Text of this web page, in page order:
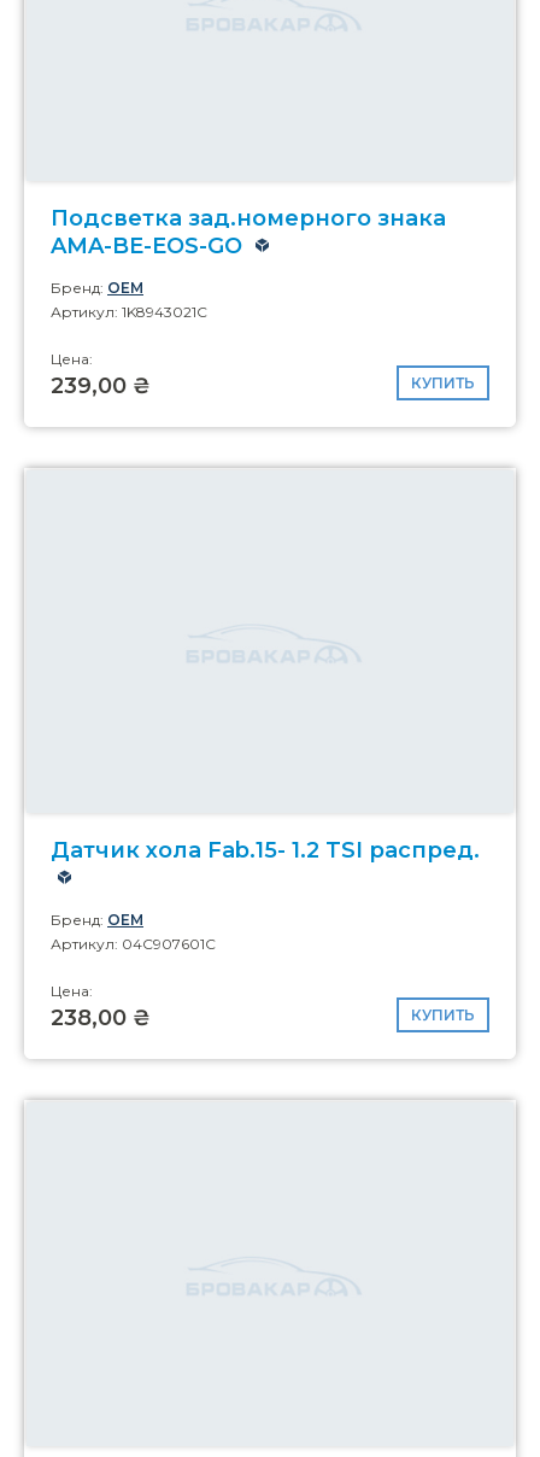
Подсветка зад.номерного знака
AMA-BE-EOS-GO
Бренд: OEM
Артикул: 1K8943021C
Цена:
239,00 ₴ КУПИТЬ
Датчик хола Fab.15- 1.2 TSI распред.
Бренд: OEM
Артикул: 04C907601C
Цена:
238,00 ₴ КУПИТЬ